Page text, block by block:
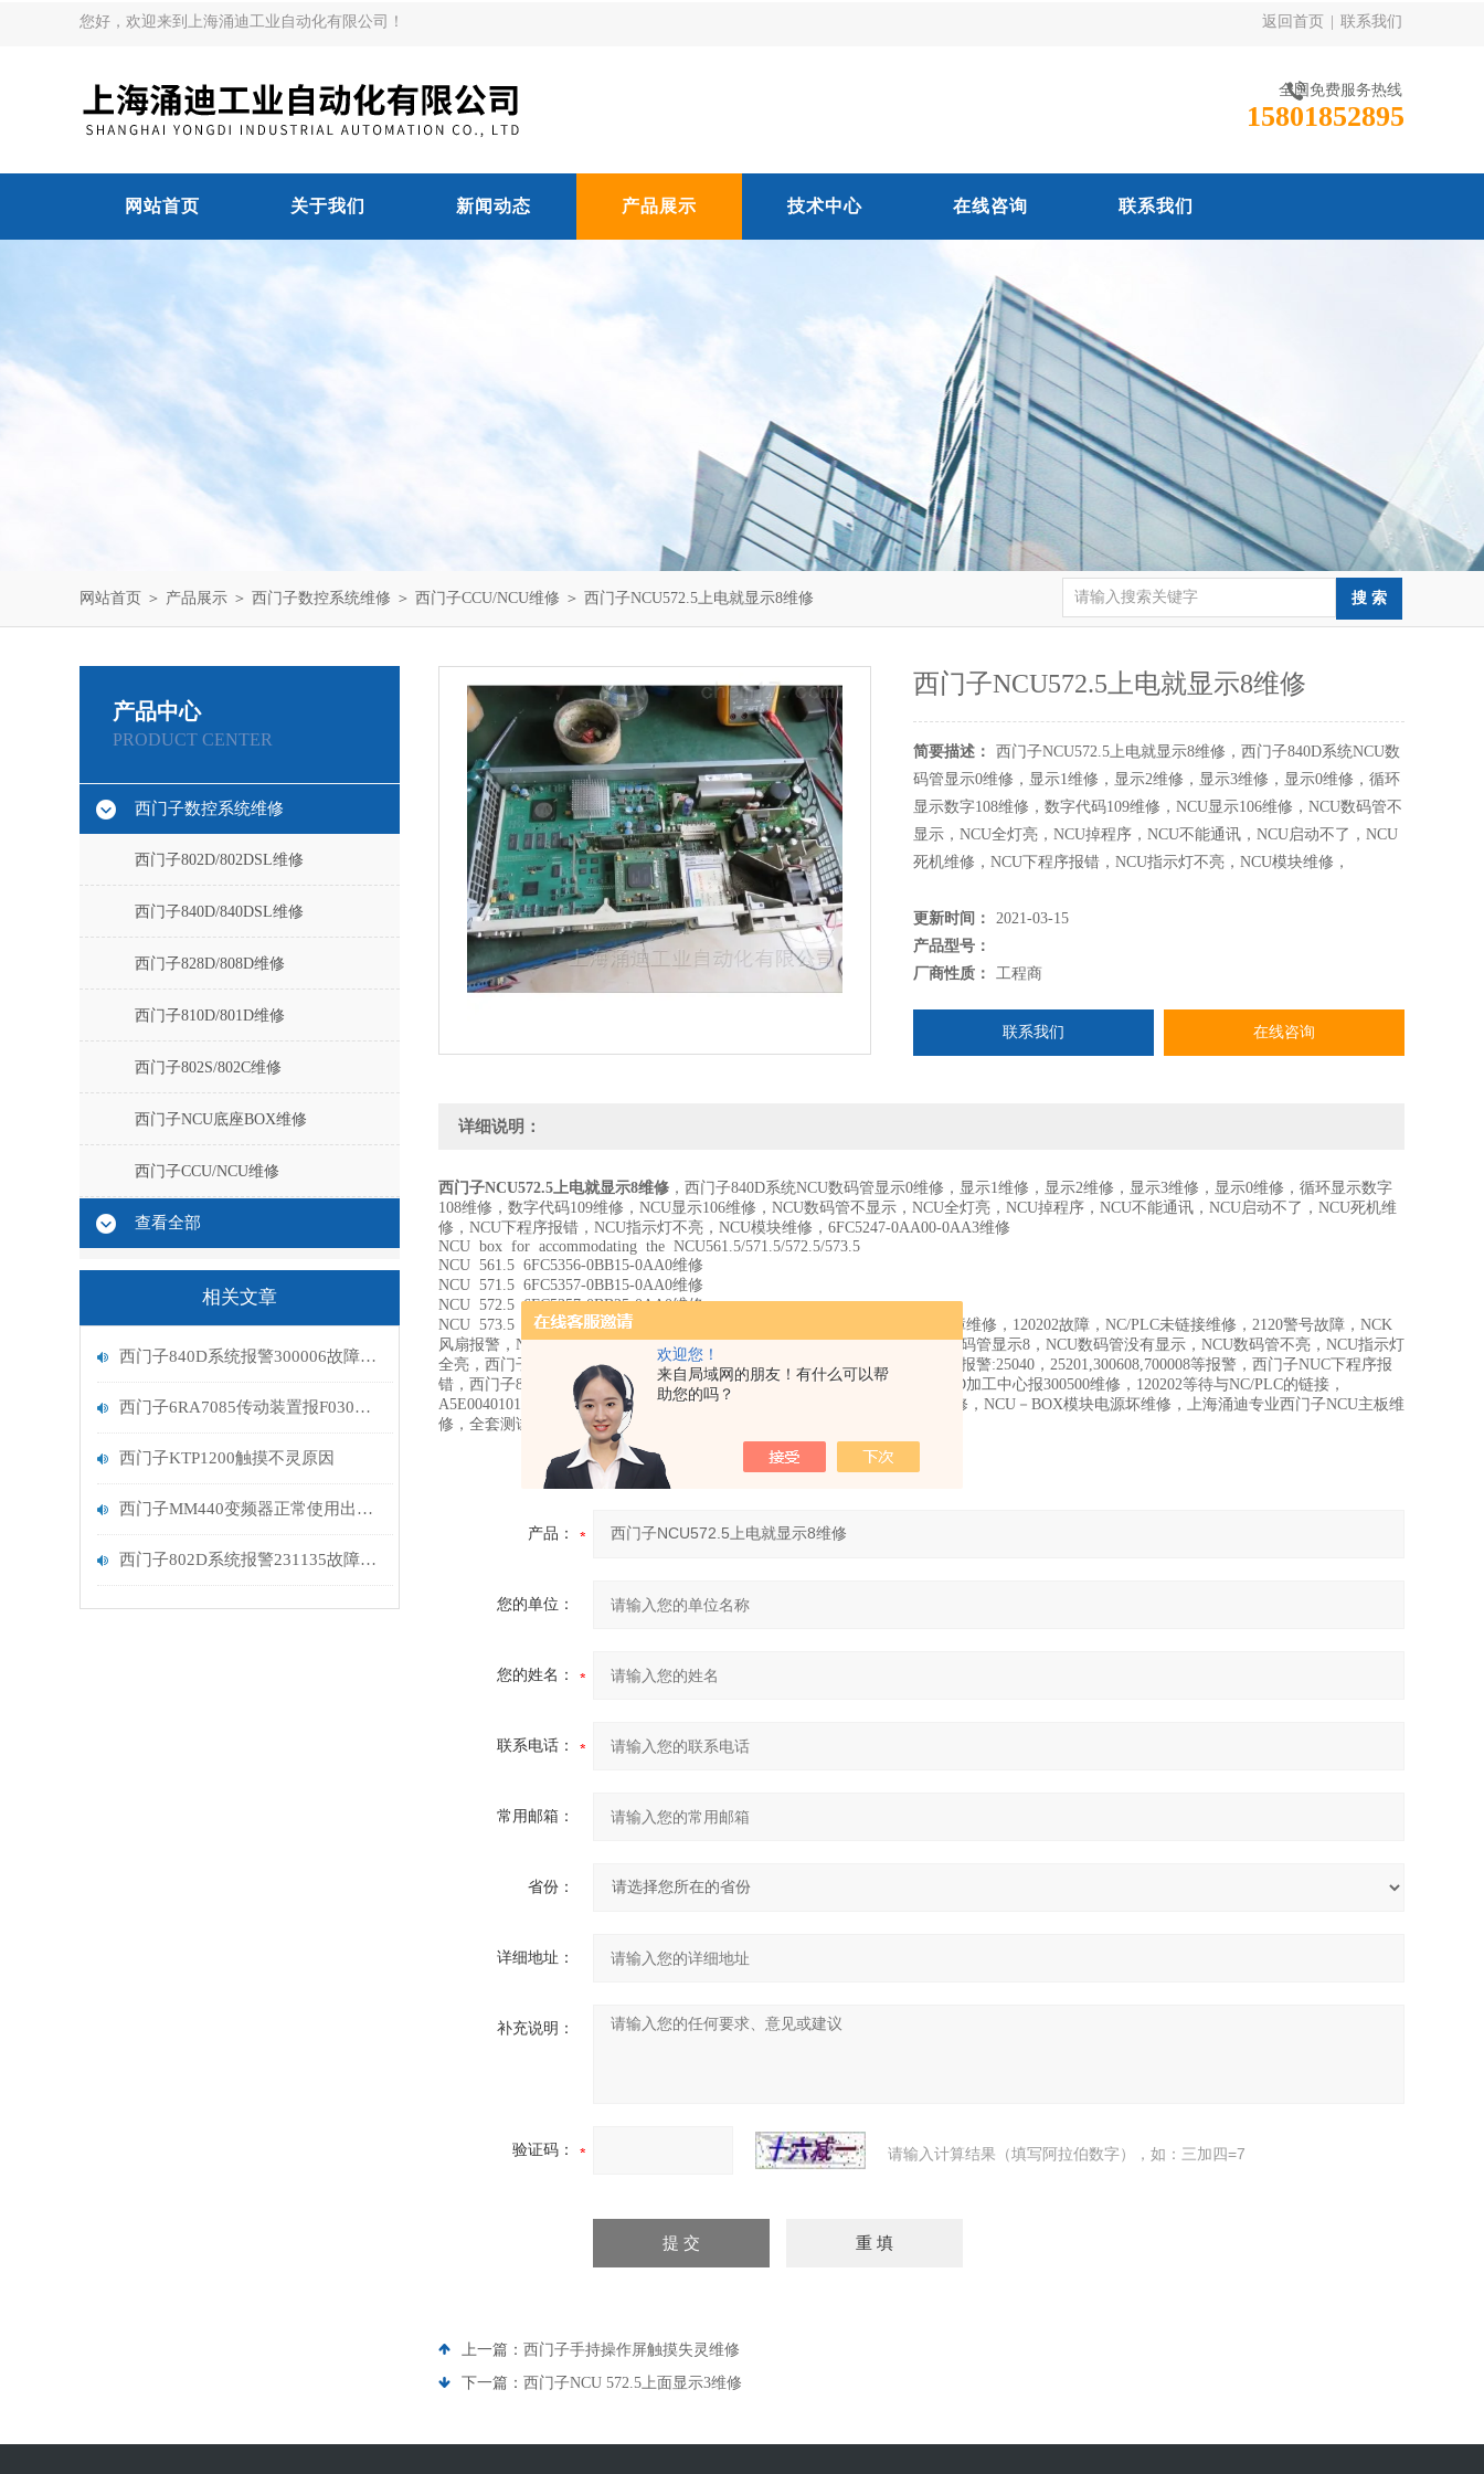
欢迎您！
来自局域网的朋友！有什么可以帮
助您的吗？
您好，欢迎来到上海涌迪工业自动化有限公司！ 返回首页 联系我们
全国免费服务热线
15801852895
网站首页 关于我们 新闻动态 产品展示 技术中心 在线咨询 联系我们
网站首页 ＞ 产品展示 ＞ 西门子数控系统维修 ＞ 西门子CCU/NCU维修 ＞ 西门子NCU572.5上电就显示8维修
产品中心
PRODUCT CENTER
西门子数控系统维修
西门子802D/802DSL维修
西门子840D/840DSL维修
西门子828D/808D维修
西门子810D/801D维修
西门子802S/802C维修
西门子NCU底座BOX维修
西门子CCU/NCU维修
查看全部
相关文章
西门子840D系统报警300006故障处理
西门子6RA7085传动装置报F030直流调速器维修解决
西门子KTP1200触摸不灵原因
西门子MM440变频器正常使用出现F0022故障报警解决
西门子802D系统报警231135故障维修解决
西门子NCU572.5上电就显示8维修
简要描述：
西门子NCU572.5上电就显示8维修，西门子840D系统NCU数
码管显示0维修，显示1维修，显示2维修，显示3维修，显示0维修，循环
显示数字108维修，数字代码109维修，NCU显示106维修，NCU数码管不
显示，NCU全灯亮，NCU掉程序，NCU不能通讯，NCU启动不了，NCU
死机维修，NCU下程序报错，NCU指示灯不亮，NCU模块维修，
更新时间：
2021-03-15
产品型号：
厂商性质：
工程商
联系我们 在线咨询
详细说明：
西门子NCU572.5上电就显示8维修 ，西门子840D系统NCU数码管显示0维修，显示1维修，显示2维修，显示3维修，显示0维修，循环显示数字
108维修，数字代码109维修，NCU显示106维修，NCU数码管不显示，NCU全灯亮，NCU掉程序，NCU不能通讯，NCU启动不了，NCU死机维
修，NCU下程序报错，NCU指示灯不亮，NCU模块维修，6FC5247-0AA00-0AA3维修
NCU box for accommodating the NCU561.5/571.5/572.5/573.5
NCU 561.5 6FC5356-0BB15-0AA0维修
NCU 571.5 6FC5357-0BB15-0AA0维修
NCU 572.5 6FC5357-0BB25-0AA0维修
NCU 573.5 6FC5357-0BB35-0AA0维修，报警120201通讯故障维修，2001故障维修，120202故障，NC/PLC未链接维修，2120警号故障，NCK
风扇报警，NCU数码管显示1，NCU数码管显示3，NCU数码管显示4，NCU数码管显示8，NCU数码管没有显示，NCU数码管不亮，NCU指示灯
全亮，西门子840d的，西门子840D NCU跳电显示3不启动维修，突然A轴出现报警:25040，25201,300608,700008等报警，西门子NUC下程序报
错，西门子840D系统300608合21612报警，西门子840D报警400260维修，840D加工中心报300500维修，120202等待与NC/PLC的链接，
A5E00401019销售，PS/PF亮红灯维修，西门子NCU上面的灯NF/CF红灯亮维修，NCU－BOX模块电源坏维修，上海涌迪专业西门子NCU主板维
修，全套测试设备当天修好。
产品：
您的单位：
您的姓名：
联系电话：
常用邮箱：
省份：
详细地址：
补充说明：
验证码： 请输入计算结果（填写阿拉伯数字），如：三加四=7
上一篇： 西门子手持操作屏触摸失灵维修
下一篇： 西门子NCU 572.5上面显示3维修